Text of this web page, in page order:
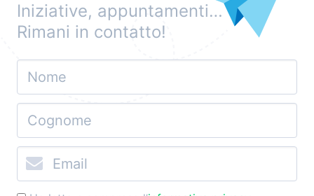
Iniziative, appuntamenti…
Rimani in contatto!